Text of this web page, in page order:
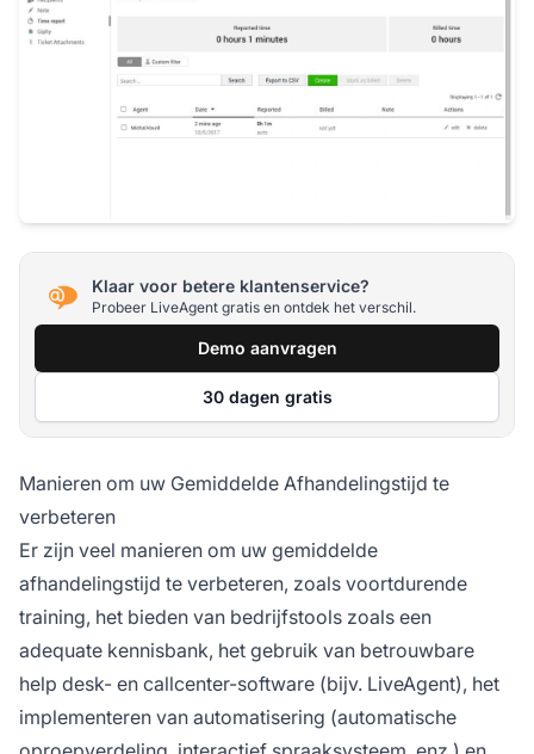
Klaar voor betere klantenservice?
Probeer LiveAgent gratis en ontdek het verschil.
Demo aanvragen
30 dagen gratis
Manieren om uw Gemiddelde Afhandelingstijd te
verbeteren
Er zijn veel manieren om uw gemiddelde
afhandelingstijd te verbeteren, zoals voortdurende
training, het bieden van bedrijfstools zoals een
adequate kennisbank, het gebruik van betrouwbare
help desk- en callcenter-software (bijv. LiveAgent), het
implementeren van automatisering (automatische